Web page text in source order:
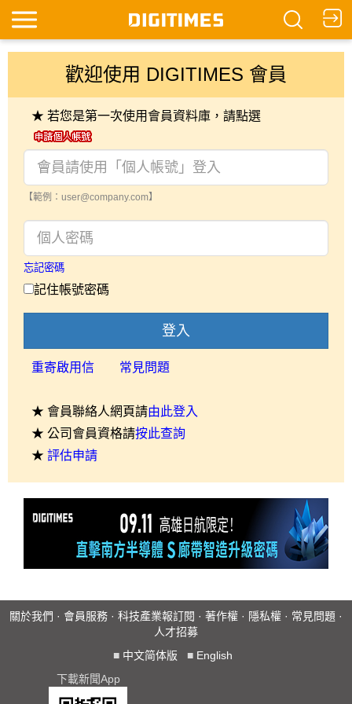
歡迎使用 DIGITIMES 會員
★ 若您是第一次使用會員資料庫，請點選
【範例：user@company.com】
忘記密碼
記住帳號密碼
登入
重寄啟用信 常見問題
★ 會員聯絡人網頁請由此登入
★ 公司會員資格請按此查詢
★ 評估申請
關於我們 · 會員服務 · 科技產業報訂閱 · 著作權 · 隱私權 · 常見問題 ·
人才招募
■ 中文简体版 ■ English
下載新聞App